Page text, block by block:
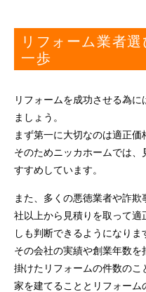
リフォーム業者
一歩
リフォームを成功させる為
ましょう。
まず第一に大切なのは適正価
そのためニッカホームでは
すすめしています。
また、多くの悪徳業者や詐
社以上から見積りを取って
しも判断できるようになりま
その会社の実績や創業年数
掛けたリフォームの件数のこ
家を建てることとリフォー